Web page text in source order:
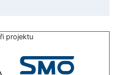
projektu